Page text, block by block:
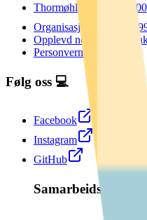
Thormøhlens gate 55
Organisasjonsnummer:
Opplevd noe kjipt?
Personvernerklæring
Følg oss 💻
Facebook
Instagram
GitHub